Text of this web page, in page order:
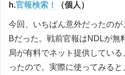
h.官報検索！ （個人）
今回、いちばん意外だったの
Bだった。戦前官報はNDLが無
局が有料でネット提供してい
ったので。実際に使ってみる